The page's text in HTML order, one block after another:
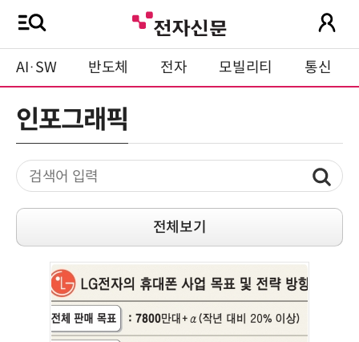
AI·SW 반도체 전자 모빌리티 통신
인포그래픽
전체보기